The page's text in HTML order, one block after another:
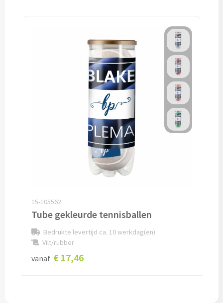
Chocolade & Bonbons bedrukken
Koekjes bedrukken
Brievenbus taarten
15-105562
Tube gekleurde tennisballen
Bedrukte levertijd ca. 10 werkdag(en)
Vilt/rubber
vanaf € 17,46